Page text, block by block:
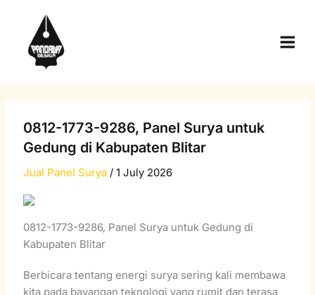
content
0812-1773-9286, Panel Surya untuk
Gedung di Kabupaten Blitar
Jual Panel Surya /1 July 2026
0812-1773-9286, Panel Surya untuk Gedung di
Kabupaten Blitar
Berbicara tentang energi surya sering kali membawa
kita pada bayangan teknologi yang rumit dan terasa